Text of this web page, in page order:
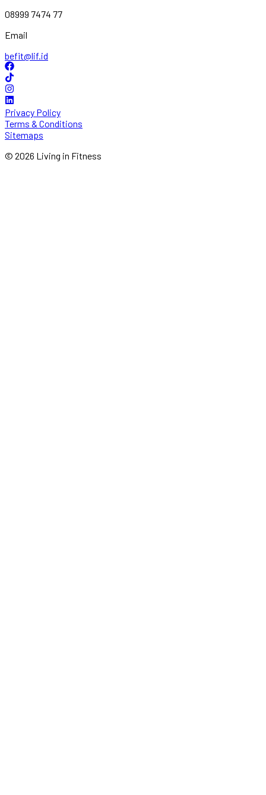
08999 7474 77
Email
befit@lif.id
Privacy Policy
Terms & Conditions
Sitemaps
© 2026 Living in Fitness